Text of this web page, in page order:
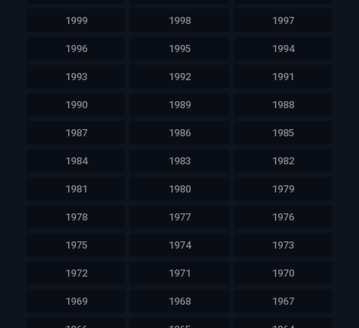
1999 1998 1997
1996 1995 1994
1993 1992 1991
1990 1989 1988
1987 1986 1985
1984 1983 1982
1981 1980 1979
1978 1977 1976
1975 1974 1973
1972 1971 1970
1969 1968 1967